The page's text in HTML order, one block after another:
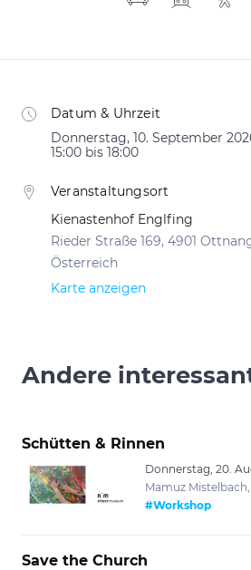
Datum & Uhrzeit
Donnerstag, 10. September
15:00 bis 18:00
Veranstaltungsort
Kienastenhof Englfing
Rieder Straße 169, 4901
Österreich
Karte anzeigen
Andere
Schütten & Rinnen
Donnerstag, 20.
Mamuz
#Workshop
Save the Church